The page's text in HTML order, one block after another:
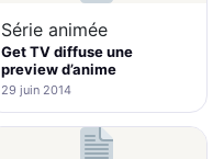
Série animée
Get TV diffuse une
preview d’anime
29 juin 2014